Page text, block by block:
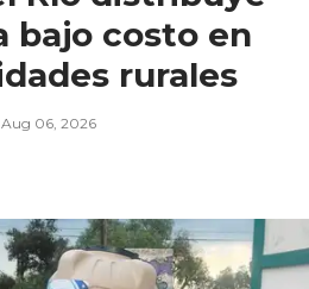
bajo costo en
rurales
Aug 06, 2026